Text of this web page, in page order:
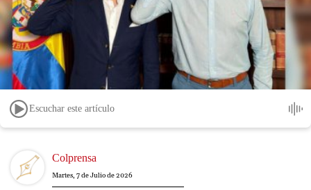
Escuchar este artículo
Image Colprensa
Martes, 7 de Julio de 2026